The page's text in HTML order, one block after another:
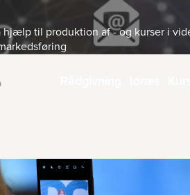
til produktion af - og kurser i